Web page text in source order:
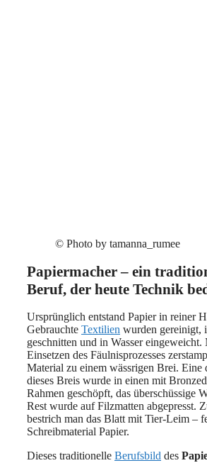
© Photo by tamanna_rumee
Papiermacher – ein
Beruf, der heute Technik
Ursprünglich entstand Papier in reiner
Gebrauchte Textilien wurden gereinigt,
geschnitten und in Wasser eingeweicht.
Einsetzen des Fäulnisprozesses
Material zu einem wässrigen Brei. Eine
dieses Breis wurde in einen mit
Rahmen geschöpft, das überschüssige
Rest wurde auf Filzmatten abgepresst.
bestrich man das Blatt mit Tier-Leim –
Schreibmaterial Papier.
Dieses traditionelle Berufsbild des